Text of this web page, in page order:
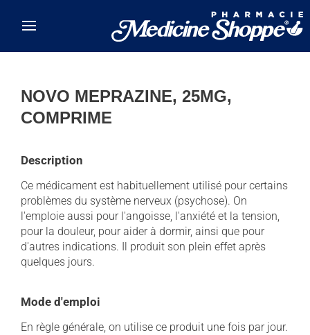
NOVO MEPRAZINE, 25MG,
COMPRIME
Description
Ce médicament est habituellement utilisé pour certains
problèmes du système nerveux (psychose). On
l'emploie aussi pour l'angoisse, l'anxiété et la tension,
pour la douleur, pour aider à dormir, ainsi que pour
d'autres indications. Il produit son plein effet après
quelques jours.
Mode d'emploi
En règle générale, on utilise ce produit une fois par jour.